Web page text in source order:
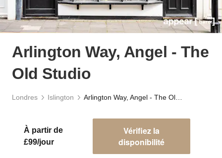
Arlington Way, Angel - The
Old Studio
Londres Islington
À partir de
£99/jour
Vérifiez la
disponibilité